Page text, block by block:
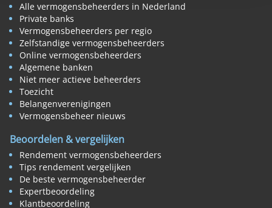
Alle vermogensbeheerders in Nederland
Private banks
Vermogensbeheerders per regio
Zelfstandige vermogensbeheerders
Online vermogensbeheerders
Algemene banken
Niet meer actieve beheerders
Toezicht
Belangenverenigingen
Vermogensbeheer nieuws
Beoordelen & vergelijken
Rendement vermogensbeheerders
Tips rendement vergelijken
De beste vermogensbeheerder
Expertbeoordeling
Klantbeoordeling